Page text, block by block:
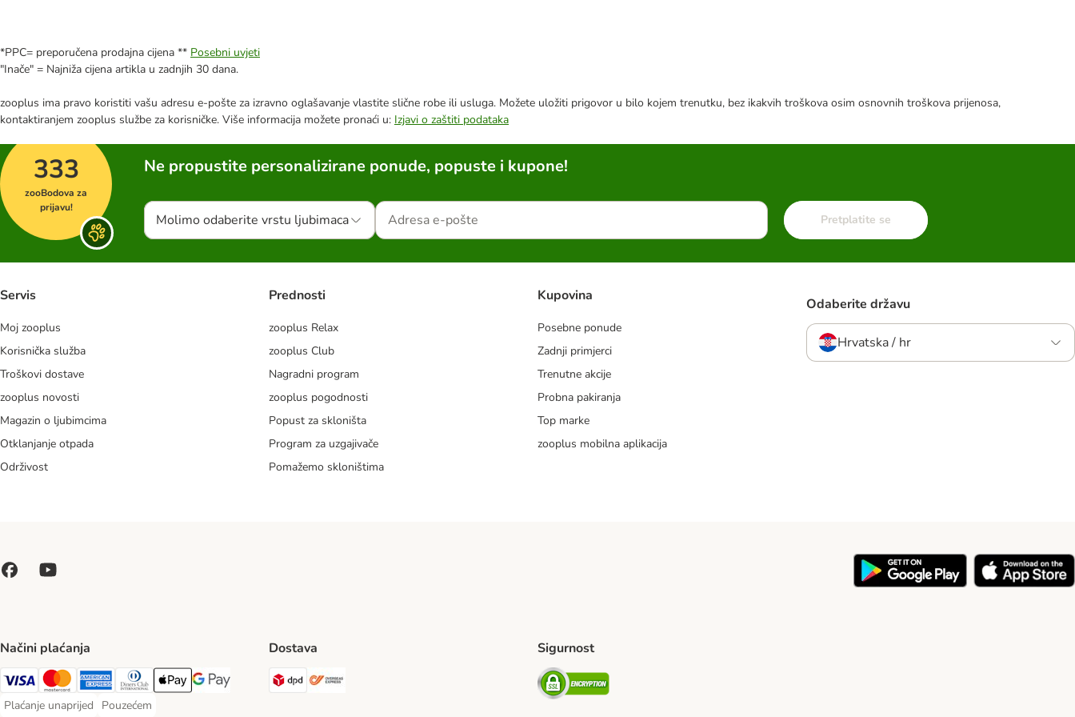
*PPC= preporučena prodajna cijena ** Posebni uvjeti
"Inače" = Najniža cijena artikla u zadnjih 30 dana.
zooplus ima pravo koristiti vašu adresu e-pošte za izravno oglašavanje vlastite slične robe ili usluga. Možete uložiti prigovor u bilo kojem trenutku, bez ikakvih troškova osim osnovnih troškova prijenosa,
kontaktiranjem zooplus službe za korisničke. Više informacija možete pronaći u: Izjavi o zaštiti podataka
333
zooBodova za
prijavu!
Ne propustite personalizirane ponude, popuste i kupone!
Molimo odaberite vrstu ljubimaca Pretplatite se
Servis
Moj zooplus
Korisnička služba
Troškovi dostave
zooplus novosti
Magazin o ljubimcima
Otklanjanje otpada
Održivost
Prednosti
zooplus Relax
zooplus Club
Nagradni program
zooplus pogodnosti
Popust za skloništa
Program za uzgajivače
Pomažemo skloništima
Kupovina
Posebne ponude
Zadnji primjerci
Trenutne akcije
Probna pakiranja
Top marke
zooplus mobilna aplikacija
Odaberite državu
Hrvatska / hr
Načini plaćanja
Visa Payment Method
MasterCard Payment Method
American Express Payment Method
Diners Club Payment Method
Payment MethodGoogle pay Payment Method
Plaćanje unaprijed
Plaćanje unaprijed Payment Method
Pouzećem
Pouzećem Payment Method
Dostava
DPD Shipping Method
Sigurnost
Security